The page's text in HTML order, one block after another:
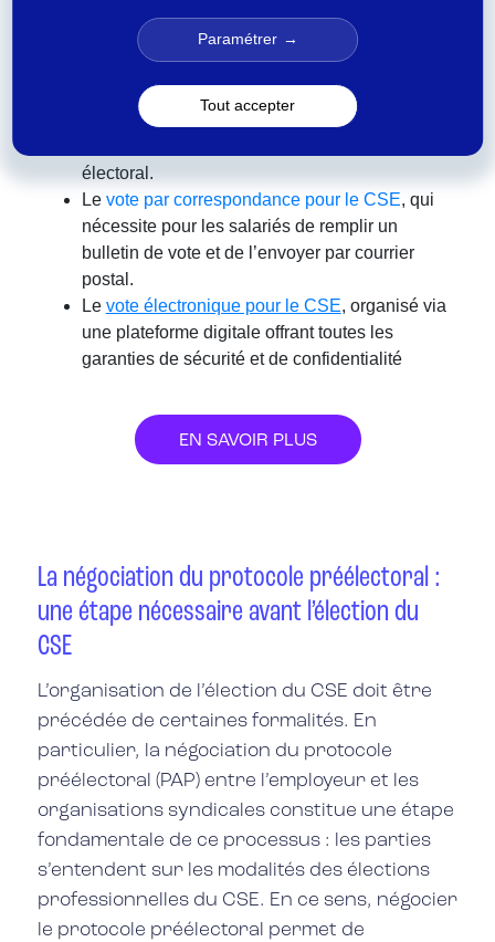
Le vote en présentiel, qui se déroule sur le lieu
de travail. Les salariés expriment leur vote soit à
main levée, soit en glissant des bulletins papier
dans des enveloppes de confidentialité. Une
électoral.
Le vote par correspondance pour le CSE, qui
nécessite pour les salariés de remplir un
bulletin de vote et de l’envoyer par courrier
postal.
Le vote électronique pour le CSE, organisé via
une plateforme digitale offrant toutes les
garanties de sécurité et de confidentialité
EN SAVOIR PLUS
La négociation du protocole préélectoral :
une étape nécessaire avant l’élection du
CSE
L’organisation de l’élection du CSE doit être
précédée de certaines formalités. En
particulier, la négociation du protocole
préélectoral (PAP) entre l’employeur et les
organisations syndicales constitue une étape
fondamentale de ce processus : les parties
s’entendent sur les modalités des élections
professionnelles du CSE. En ce sens, négocier
le protocole préélectoral permet de
Paramétrer
Tout accepter